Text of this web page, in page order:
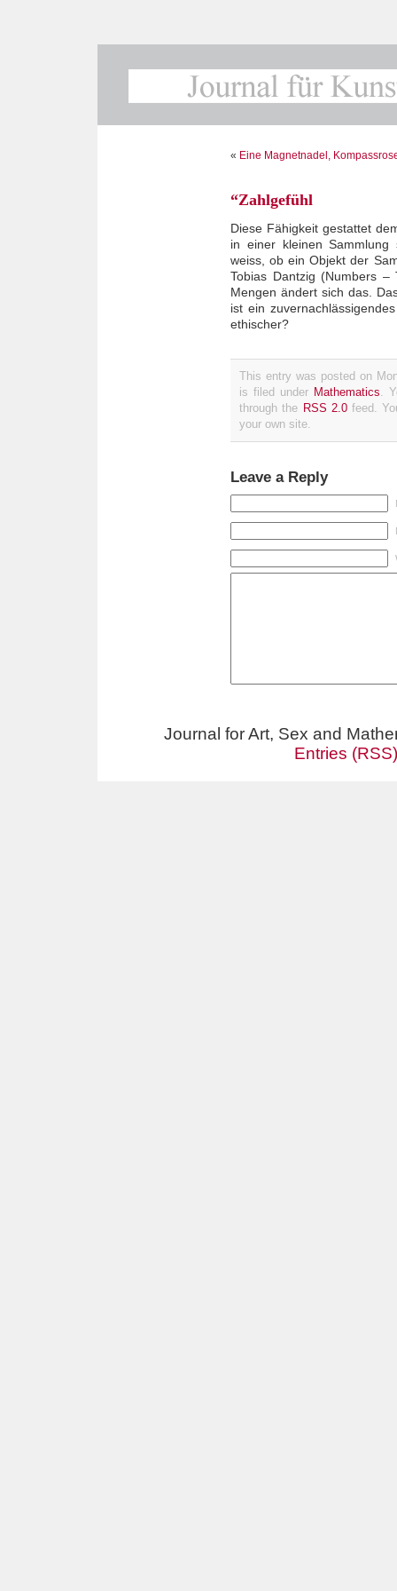
« Eine Magnetnadel,
“Zahlgefühl
Diese Fähigkeit gestattet
in einer kleinen
weiss, ob ein Objekt der
Tobias Dantzig (Numbers
Mengen ändert sich das.
ist ein
ethischer?
This entry was posted on
is filed under Mathematics .
through the RSS 2.0feed.
your own site.
Leave a Reply
Journal for Art, Sex and
Entries (RSS)